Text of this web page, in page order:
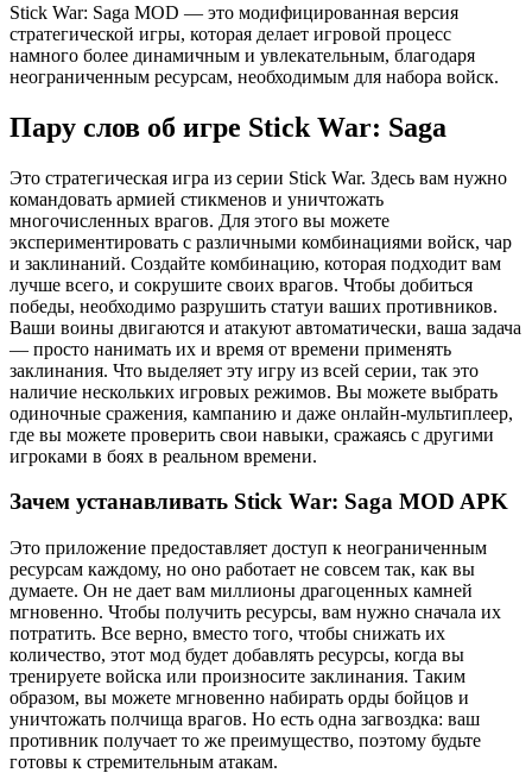
Stick War: Saga MOD — это модифицированная версия
стратегической игры, которая делает игровой процесс
намного более динамичным и увлекательным, благодаря
неограниченным ресурсам, необходимым для набора войск.
Пару слов об игре Stick War: Saga
Это стратегическая игра из серии Stick War. Здесь вам нужно
командовать армией стикменов и уничтожать
многочисленных врагов. Для этого вы можете
экспериментировать с различными комбинациями войск, чар
и заклинаний. Создайте комбинацию, которая подходит вам
лучше всего, и сокрушите своих врагов. Чтобы добиться
победы, необходимо разрушить статуи ваших противников.
Ваши воины двигаются и атакуют автоматически, ваша задача
— просто нанимать их и время от времени применять
заклинания. Что выделяет эту игру из всей серии, так это
наличие нескольких игровых режимов. Вы можете выбрать
одиночные сражения, кампанию и даже онлайн-мультиплеер,
где вы можете проверить свои навыки, сражаясь с другими
игроками в боях в реальном времени.
Зачем устанавливать Stick War: Saga MOD APK
Это приложение предоставляет доступ к неограниченным
ресурсам каждому, но оно работает не совсем так, как вы
думаете. Он не дает вам миллионы драгоценных камней
мгновенно. Чтобы получить ресурсы, вам нужно сначала их
потратить. Все верно, вместо того, чтобы снижать их
количество, этот мод будет добавлять ресурсы, когда вы
тренируете войска или произносите заклинания. Таким
образом, вы можете мгновенно набирать орды бойцов и
уничтожать полчища врагов. Но есть одна загвоздка: ваш
противник получает то же преимущество, поэтому будьте
готовы к стремительным атакам.